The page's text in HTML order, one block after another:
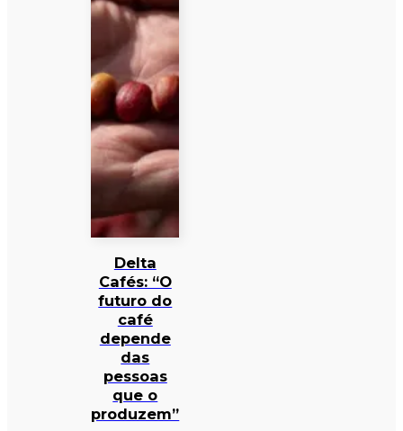
Delta
Cafés: “O
futuro do
café
depende
das
pessoas
que o
produzem”